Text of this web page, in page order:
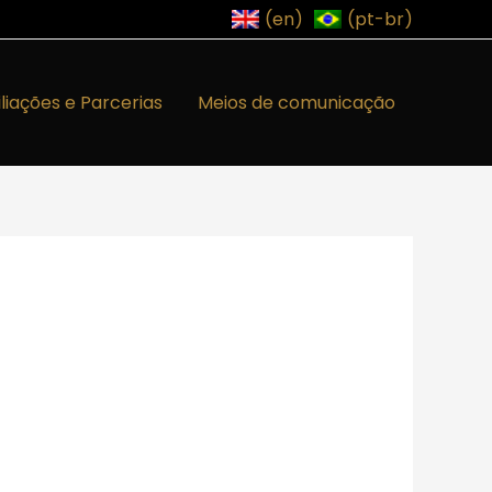
(en) (pt-br)
e Parcerias Meios de comunicação